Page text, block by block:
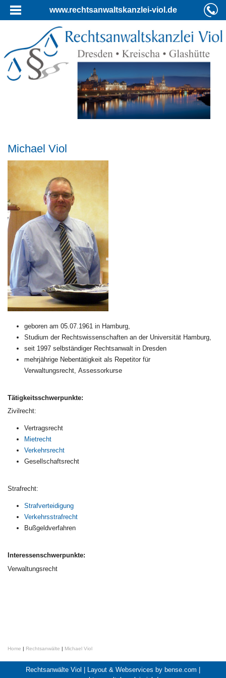
www.rechtsanwaltskanzlei-viol.de
Michael Viol
geboren am 05.07.1961 in Hamburg,
Studium der Rechtswissenschaften an der Universität Hamburg,
seit 1997 selbständiger Rechtsanwalt in Dresden
mehrjährige Nebentätigkeit als Repetitor für
Verwaltungsrecht, Assessorkurse
Tätigkeitsschwerpunkte:
Zivilrecht:
Vertragsrecht
Mietrecht
Verkehrsrecht
Gesellschaftsrecht
Strafrecht:
Strafverteidigung
Verkehrsstrafrecht
Bußgeldverfahren
Interessenschwerpunkte:
Verwaltungsrecht
Home | Rechtsanwälte | Michael Viol
Rechtsanwälte Viol | Layout & Webservices by bense.com |